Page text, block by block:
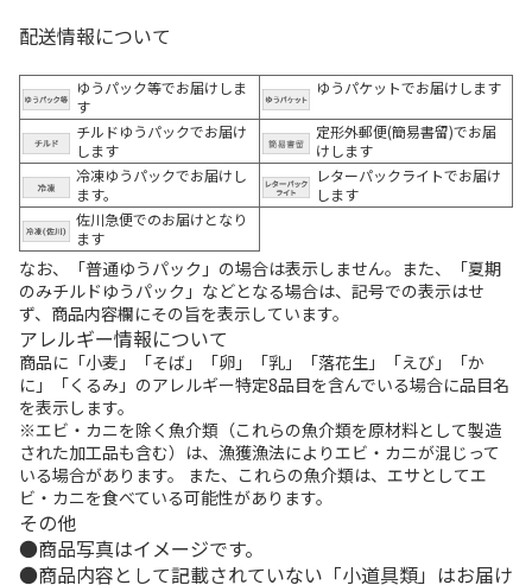
配送情報について
ゆうパック等でお届けしま
す
ゆうパケットでお届けします
チルドゆうパックでお届け
します
定形外郵便(簡易書留)でお届
けします
冷凍ゆうパックでお届けし
ます。
レターパックライトでお届け
します
佐川急便でのお届けとなり
ます
なお、「普通ゆうパック」の場合は表示しません。また、「夏期
のみチルドゆうパック」などとなる場合は、記号での表示はせ
ず、商品内容欄にその旨を表示しています。
アレルギー情報について
商品に「小麦」「そば」「卵」「乳」「落花生」「えび」「か
に」「くるみ」のアレルギー特定8品目を含んでいる場合に品目名
を表示します。
※エビ・カニを除く魚介類（これらの魚介類を原材料として製造
された加工品も含む）は、漁獲漁法によりエビ・カニが混じって
いる場合があります。 また、これらの魚介類は、エサとしてエ
ビ・カニを食べている可能性があります。
その他
商品写真はイメージです。
商品内容として記載されていない「小道具類」はお届け